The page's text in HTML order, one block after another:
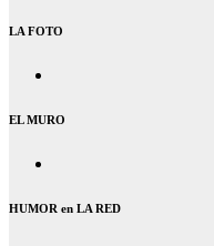
LA FOTO
EL MURO
HUMOR en LA RED